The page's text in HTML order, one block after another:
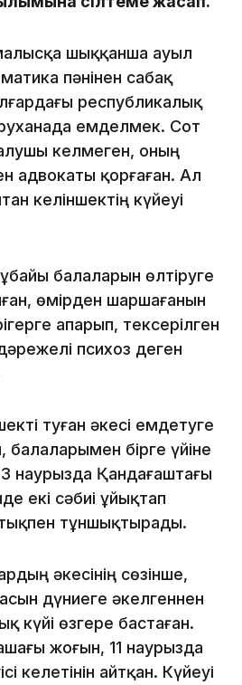
шыққанша ауыл
пәнінен сабақ
республикалық
емделмек. Сот
келмеген, оның
адвокаты қорғаған. Ал
келіншектің күйеуі
балаларын өлтіруге
өмірден шаршағанын
апарып, тексерілген
психоз деген
туған әкесі емдетуге
балаларымен бірге үйіне
наурызда Қандағаштағы
екі сәбиі ұйықтап
тұншықтырады.
әкесінің сөзінше,
дүниеге әкелгеннен
күйі өзгере бастаған.
жоғын, 11 наурызда
келетінін айтқан. Күйеуі